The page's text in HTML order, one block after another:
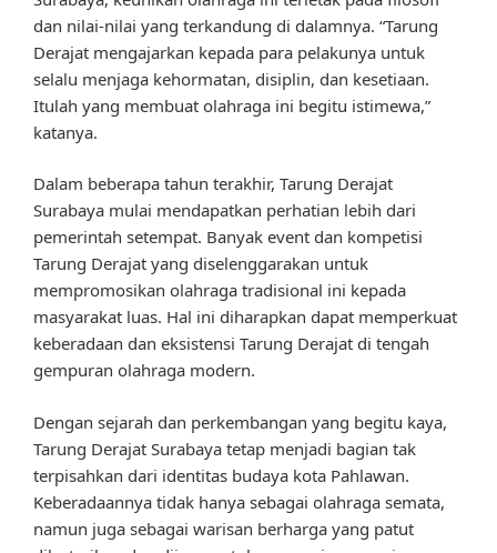
dan nilai-nilai yang terkandung di dalamnya. “Tarung
Derajat mengajarkan kepada para pelakunya untuk
selalu menjaga kehormatan, disiplin, dan kesetiaan.
Itulah yang membuat olahraga ini begitu istimewa,”
katanya.
Dalam beberapa tahun terakhir, Tarung Derajat
Surabaya mulai mendapatkan perhatian lebih dari
pemerintah setempat. Banyak event dan kompetisi
Tarung Derajat yang diselenggarakan untuk
mempromosikan olahraga tradisional ini kepada
masyarakat luas. Hal ini diharapkan dapat memperkuat
keberadaan dan eksistensi Tarung Derajat di tengah
gempuran olahraga modern.
Dengan sejarah dan perkembangan yang begitu kaya,
Tarung Derajat Surabaya tetap menjadi bagian tak
terpisahkan dari identitas budaya kota Pahlawan.
Keberadaannya tidak hanya sebagai olahraga semata,
namun juga sebagai warisan berharga yang patut